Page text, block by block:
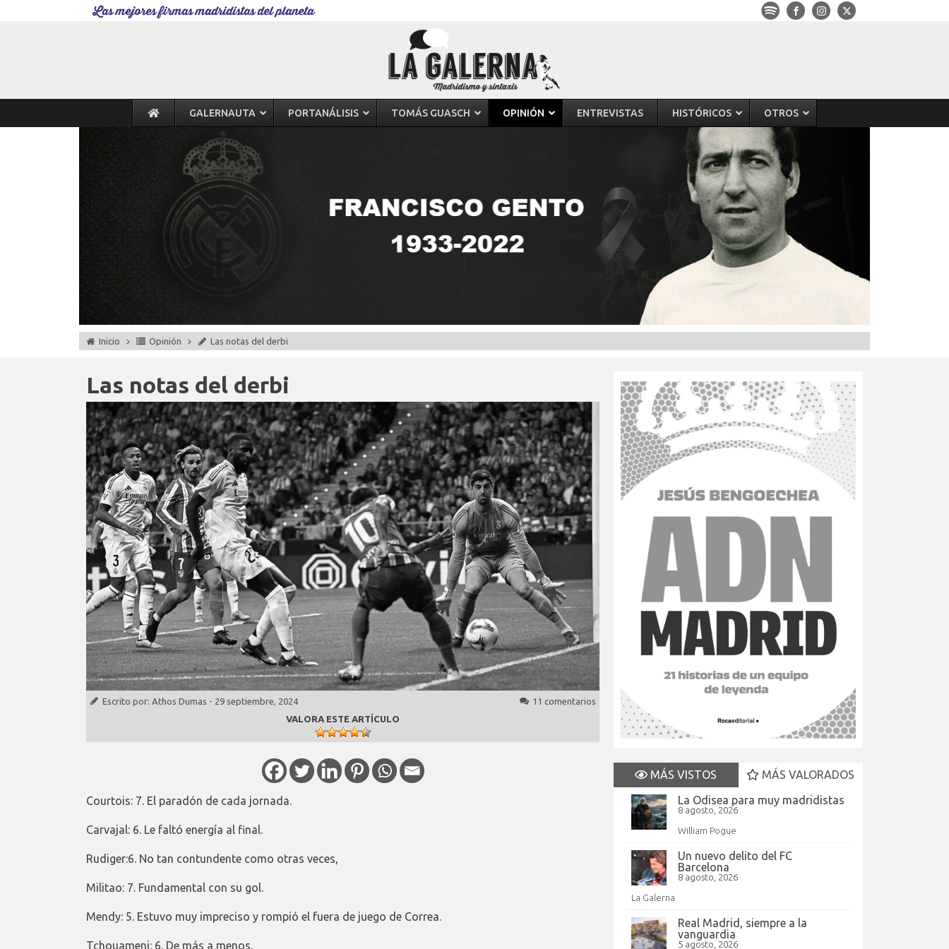
Las mejores firmas madridistas del planeta
GALERNAUTA PORTANÁLISIS TOMÁS GUASCH OPINIÓN ENTREVISTAS HISTÓRICOS OTROS
Inicio Opinión Las notas del derbi
Las notas del derbi
Escrito por: Athos Dumas - 29 septiembre, 2024
11 comentarios
VALORA ESTE ARTÍCULO
Courtois: 7. El paradón de cada jornada.
Carvajal: 6. Le faltó energía al final.
Rudiger:6. No tan contundente como otras veces,
Militao: 7. Fundamental con su gol.
Mendy: 5. Estuvo muy impreciso y rompió el fuera de juego de Correa.
Tchouameni: 6. De más a menos.
MÁS VISTOS
MÁS VALORADOS
La Odisea para muy madridistas
8 agosto, 2026
William Pogue
Un nuevo delito del FC
Barcelona
8 agosto, 2026
La Galerna
Real Madrid, siempre a la
vanguardia
5 agosto, 2026